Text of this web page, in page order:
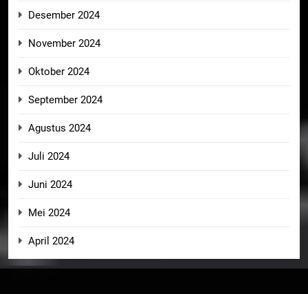
Desember 2024
November 2024
Oktober 2024
September 2024
Agustus 2024
Juli 2024
Juni 2024
Mei 2024
April 2024